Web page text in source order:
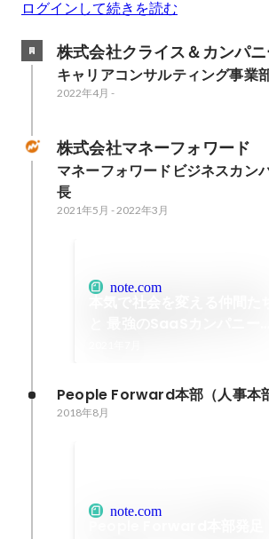
ログインして続きを読む
株式会社クライス＆カンパ
キャリアコンサルティング事業
2022年4月 -
株式会社マネーフォワード
マネーフォワードビジネスカン
長
2021年5月 -2022年3月
note.com
佳｜note
People Forward本部（人事本
2018年8月
note.com